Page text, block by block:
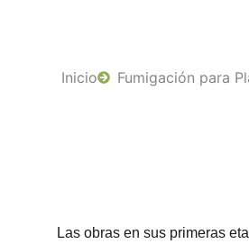
Inicio Fumigación para
Las obras en sus primeras